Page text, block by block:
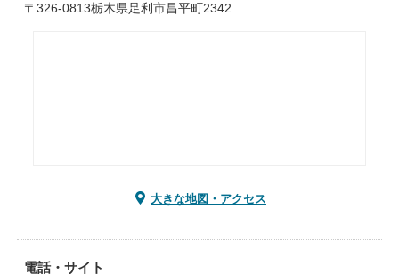
〒326-0813栃木県足利市昌平町2342
大きな地図・アクセス
電話・サイト